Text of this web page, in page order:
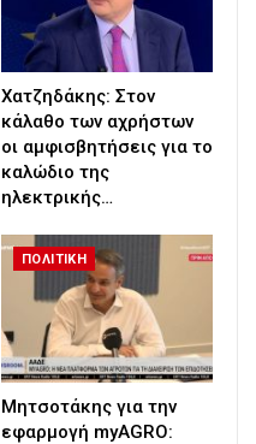
Χατζηδάκης: Στον
κάλαθο των αχρήστων
οι αμφισβητήσεις για το
καλώδιο της
ηλεκτρικής…
ΠΟΛΙΤΙΚΗ
Μητσοτάκης για την
εφαρμογή myAGRO: